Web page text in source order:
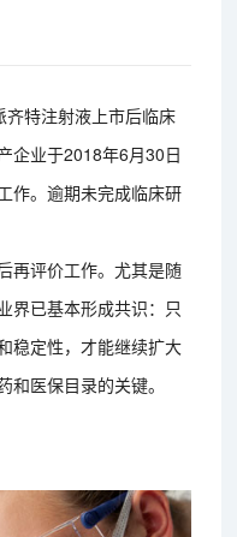
齐特注射液上市后临床
企业于2018年6月30日
作。逾期未完成临床研
再评价工作。尤其是随
界已基本形成共识：只
稳定性，才能继续扩大
医保目录的关键。